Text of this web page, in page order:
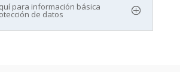
para información básica
de datos